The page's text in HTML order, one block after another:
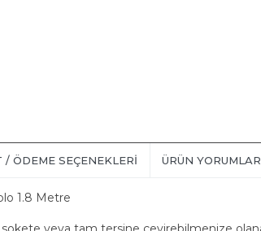
/ ÖDEME SEÇENEKLERI ÜRÜN
1.8 Metre